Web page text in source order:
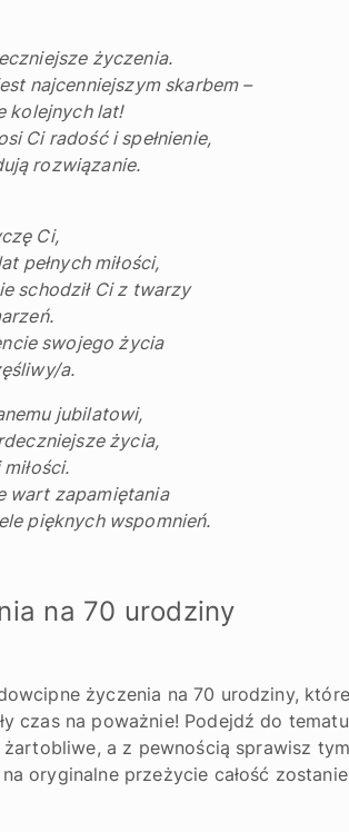
życzenia.
najcenniejszym skarbem –
kolejnych lat!
Ci radość i spełnienie,
rozwiązanie.
Ci,
pełnych miłości,
schodził Ci z twarzy
swojego życia
a.
jubilatowi,
życia,
wart zapamiętania
pięknych wspomnień.
na 70 urodziny
życzenia na 70 urodziny,
czas na poważnie! Podejdź do
a z pewnością sprawisz
oryginalne przeżycie całość